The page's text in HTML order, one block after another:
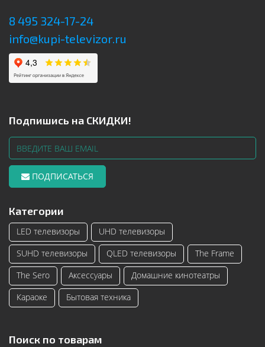
8 495 324-17-24
info@kupi-televizor.ru
Подпишись на СКИДКИ!
ПОДПИСАТЬСЯ
Категории
LED телевизоры
UHD телевизоры
SUHD телевизоры
QLED телевизоры
The Frame
The Sero
Аксессуары
Домашние кинотеатры
Караоке
Бытовая техника
Поиск по товарам